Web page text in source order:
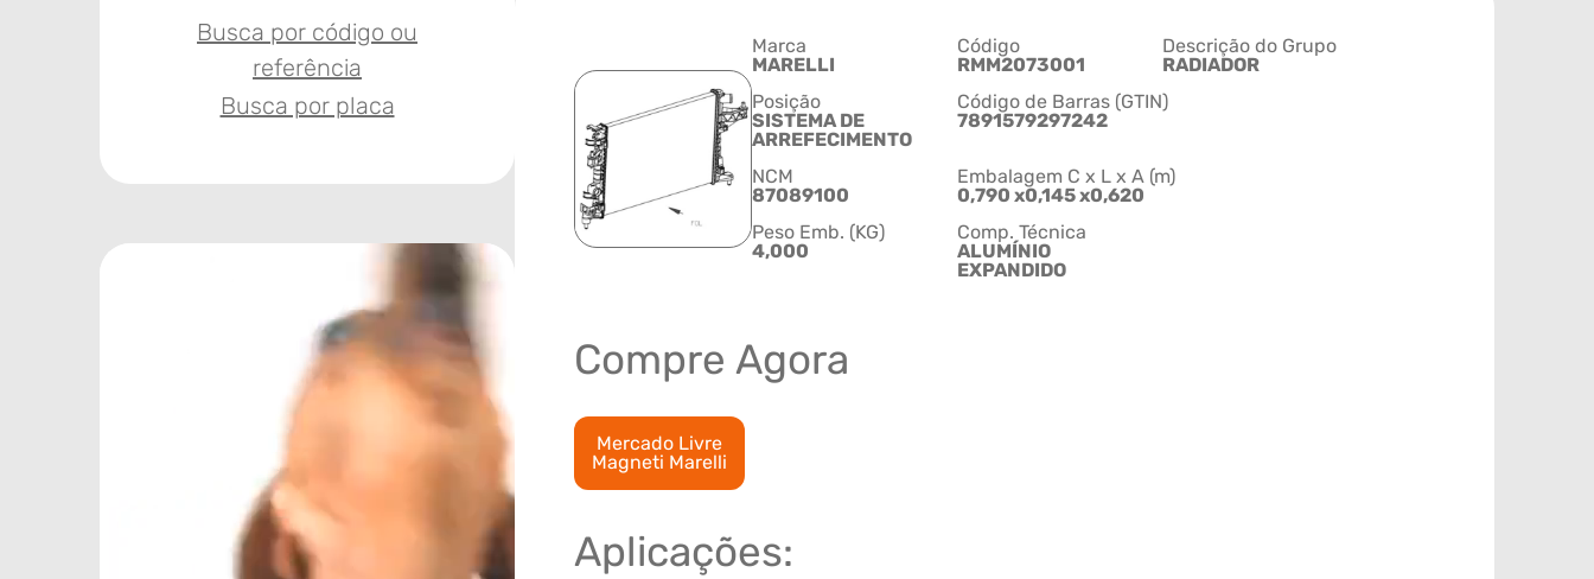
Busca por código ou
referência
Busca por placa
Marca
MARELLI
Código
RMM2073001
Descrição do Grupo
RADIADOR
Posição
SISTEMA DE
ARREFECIMENTO
Código de Barras (GTIN)
7891579297242
NCM
87089100
Embalagem C x L x A (m)
0,790 x0,145 x0,620
Peso Emb. (KG)
4,000
Comp. Técnica
ALUMÍNIO
EXPANDIDO
Compre Agora
Mercado Livre
Magneti Marelli
Aplicações: